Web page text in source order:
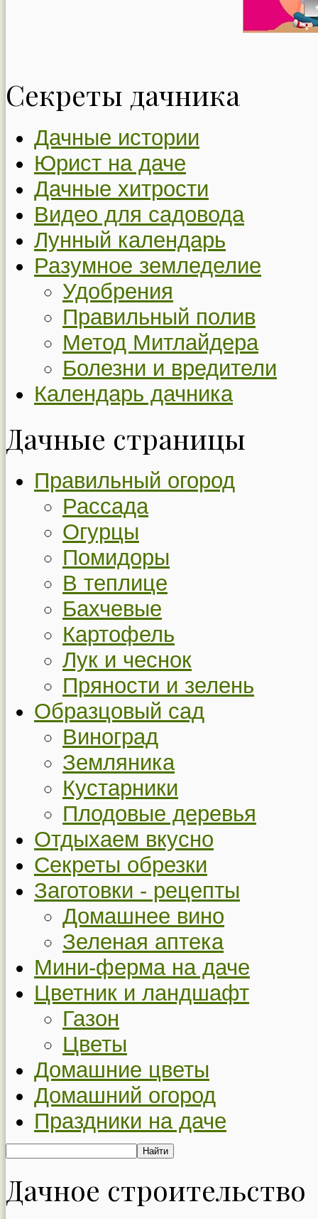
Секреты дачника
Дачные истории
Юрист на даче
Дачные хитрости
Видео для садовода
Лунный календарь
Разумное земледелие
Удобрения
Правильный полив
Метод Митлайдера
Болезни и вредители
Календарь дачника
Дачные страницы
Правильный огород
Рассада
Огурцы
Помидоры
В теплице
Бахчевые
Картофель
Лук и чеснок
Пряности и зелень
Образцовый сад
Виноград
Земляника
Кустарники
Плодовые деревья
Отдыхаем вкусно
Секреты обрезки
Заготовки - рецепты
Домашнее вино
Зеленая аптека
Мини-ферма на даче
Цветник и ландшафт
Газон
Цветы
Домашние цветы
Домашний огород
Праздники на даче
Дачное строительство